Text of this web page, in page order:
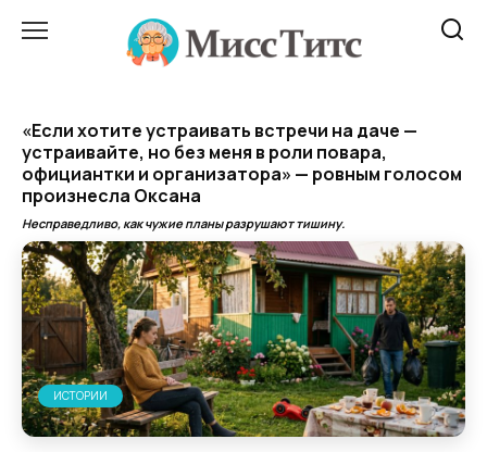
«Если хотите устраивать встречи на даче —
устраивайте, но без меня в роли повара,
официантки и организатора» — ровным голосом
произнесла Оксана
Несправедливо, как чужие планы разрушают тишину.
ИСТОРИИ